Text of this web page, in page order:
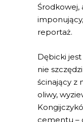
Środkowej,
reportaż.
Dębicki
nie
ścinający z
oliwy,
cementu –